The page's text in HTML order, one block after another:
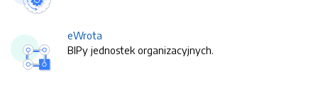
eWrota
BIPy jednostek organizacyjnych.